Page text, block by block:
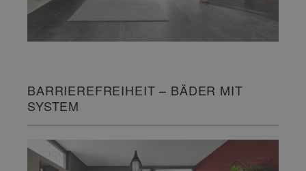
BARRIEREFREIHEIT – BÄDER MIT
SYSTEM